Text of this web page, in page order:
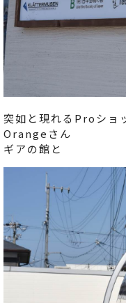
突如と現れるProショ
Orangeさん
ギアの館と